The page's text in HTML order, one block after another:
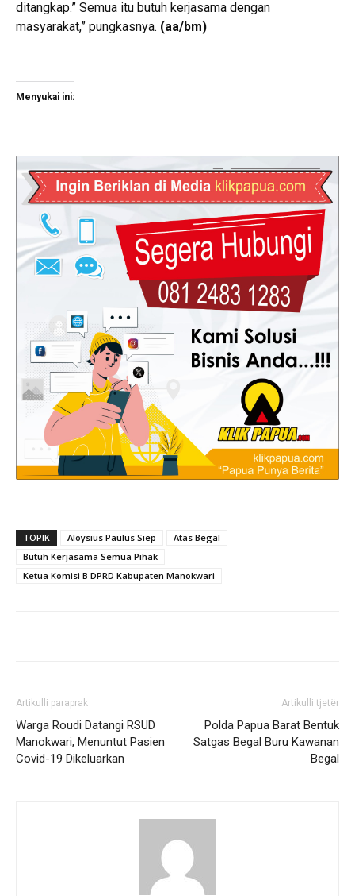
ditangkap.” Semua itu butuh kerjasama dengan
masyarakat,” pungkasnya. (aa/bm)
Menyukai ini:
TOPIK Aloysius Paulus Siep
Atas Begal
Butuh Kerjasama Semua Pihak
Ketua Komisi B DPRD Kabupaten Manokwari
Artikulli paraprak
Warga Roudi Datangi RSUD
Manokwari, Menuntut Pasien
Covid-19 Dikeluarkan
Artikulli tjetër
Polda Papua Barat Bentuk
Satgas Begal Buru Kawanan
Begal